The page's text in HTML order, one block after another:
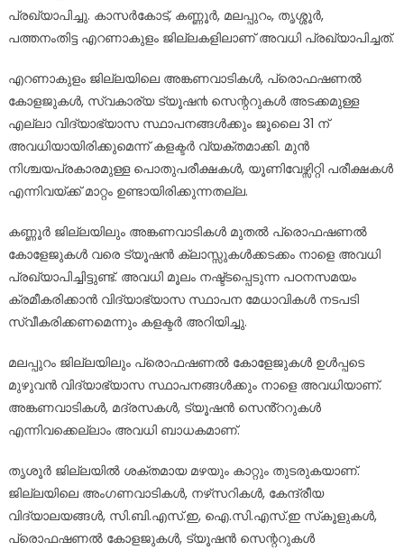
പ്രഖ്യാപിച്ചു. കാസര്‍കോട്, കണ്ണൂര്‍, മലപ്പുറം, തൃശ്ശൂര്‍,
പത്തനംതിട്ട എറണാകുളം ജില്ലകളിലാണ് അവധി പ്രഖ്യാപിച്ചത്.
എറണാകുളം ജില്ലയിലെ അങ്കണവാടികൾ, പ്രൊഫഷണൽ
കോളജുകൾ, സ്വകാര്യ ട്യൂഷ൯ സെന്ററുകൾ അടക്കമുള്ള
എല്ലാ വിദ്യാഭ്യാസ സ്ഥാപനങ്ങൾക്കും ജൂലൈ 31 ന്
അവധിയായിരിക്കുമെന്ന് കളക്ടര്‍ വ്യക്തമാക്കി. മുൻ
നിശ്ചയപ്രകാരമുള്ള പൊതുപരീക്ഷകൾ, യൂണിവേഴ്സിറ്റി പരീക്ഷകൾ
എന്നിവയ്ക്ക് മാറ്റം ഉണ്ടായിരിക്കുന്നതല്ല.
കണ്ണൂർ ജില്ലയിലും അങ്കണവാടികൾ മുതൽ പ്രൊഫഷണൽ
കോളേജുകൾ വരെ ട്യൂഷൻ ക്ലാസ്സുകൾക്കടക്കം നാളെ അവധി
പ്രഖ്യാപിച്ചിട്ടുണ്ട്. അവധി മൂലം നഷ്ട്ടപ്പെടുന്ന പഠനസമയം
ക്രമീകരിക്കാൻ വിദ്യാഭ്യാസ സ്ഥാപന മേധാവികൾ നടപടി
സ്വീകരിക്കണമെന്നും കളക്ടർ അറിയിച്ചു.
മലപ്പുറം ജില്ലയിലും പ്രൊഫഷണൽ കോളേജുകൾ ഉൾപ്പടെ
മുഴുവൻ വിദ്യാഭ്യാസ സ്ഥാപനങ്ങൾക്കും നാളെ അവധിയാണ്.
അങ്കണവാടികൾ, മദ്രസകൾ, ട്യൂഷൻ സെൻ്ററുകൾ
എന്നിവക്കെല്ലാം അവധി ബാധകമാണ്.
തൃശൂര്‍ ജില്ലയില്‍ ശക്തമായ മഴയും കാറ്റും തുടരുകയാണ്.
ജില്ലയിലെ അംഗണവാടികള്‍, നഴ്‌സറികള്‍, കേന്ദ്രീയ
വിദ്യാലയങ്ങള്‍, സി.ബി.എസ്.ഇ, ഐ.സി.എസ്.ഇ സ്‌കൂളുകള്‍,
പ്രൊഫഷണല്‍ കോളജുകള്‍, ട്യൂഷന്‍ സെന്ററുകള്‍